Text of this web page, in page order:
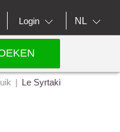
Login NL
Le Syrtaki